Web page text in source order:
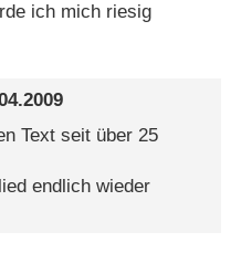
ich mich riesig
Text seit über 25
endlich wieder